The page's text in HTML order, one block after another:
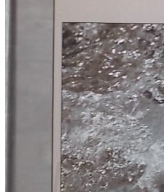
VEDUTE
ZAGREB
ZEMLJOVIDI
Otkup knjiga
AKCIJA